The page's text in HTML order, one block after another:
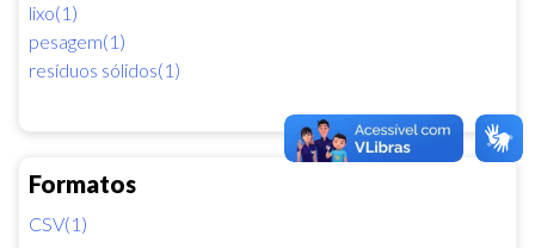
lixo(1)
pesagem(1)
resíduos sólidos(1)
Formatos
CSV(1)